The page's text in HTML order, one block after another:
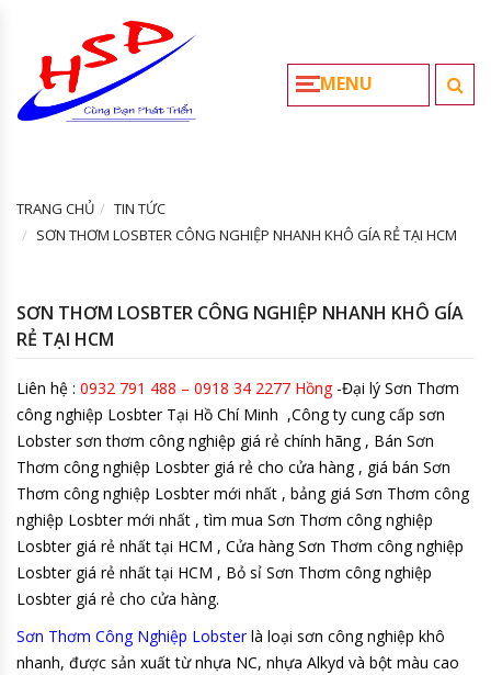
MENU
TRANG CHỦ
TIN TỨC
SƠN THƠM LOSBTER CÔNG NGHIỆP NHANH KHÔ GÍA RẺ TẠI HCM
SƠN THƠM LOSBTER CÔNG NGHIỆP NHANH KHÔ GÍA
RẺ TẠI HCM
Liên hệ : 0932 791 488 – 0918 34 2277 Hồng-Đại lý Sơn Thơm
công nghiệp Losbter Tại Hồ Chí Minh ,Công ty cung cấp sơn
Lobster sơn thơm công nghiệp giá rẻ chính hãng , Bán Sơn
Thơm công nghiệp Losbter giá rẻ cho cửa hàng , giá bán Sơn
Thơm công nghiệp Losbter mới nhất , bảng giá Sơn Thơm công
nghiệp Losbter mới nhất , tìm mua Sơn Thơm công nghiệp
Losbter giá rẻ nhất tại HCM , Cửa hàng Sơn Thơm công nghiệp
Losbter giá rẻ nhất tại HCM , Bỏ sỉ Sơn Thơm công nghiệp
Losbter giá rẻ cho cửa hàng.
Sơn Thơm Công Nghiệp Lobsterlà loại sơn công nghiệp khô
nhanh, được sản xuất từ nhựa NC, nhựa Alkyd và bột màu cao